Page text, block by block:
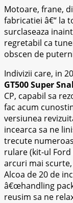
Motoare, frane,
fabricatiei â€“ la
surclaseaza
regretabil ca
obscen de
Indivizii care, in
GT500 Super
CP, capabil sa
fac acum
versiunea
incearca sa ne
trecute
rulare (kit-ul
arcuri mai
Alcoa de 20 de
â€œhandling
reusim sa ne